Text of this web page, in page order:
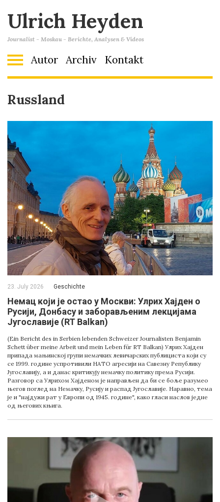
Ulrich Heyden
Journalist - Moskau - Berichte, Analysen & Videos
Autor Archiv Kontakt
Russland
23. July 2026 Geschichte
Немац који је остао у Москви: Улрих Хајден о
Русији, Донбасу и заборављеним лекцијама
Југославије (RT Balkan)
(Ein Bericht des in Serbien lebenden Schweizer Journalisten Benjamin
Schett über meine Arbeit und mein Leben für RT Balkan) Улрих Хајден
припада мањинској групи немачких левичарских публициста који су
се 1999. године успротивили НАТО агресији на Савезну Републику
Југославију, а и данас критикују немачку политику према Русији.
Разговор са Улрихом Хајденом је направљен да би се боље разумео
његов поглед на Немачку, Русију и распад Југославије. Наравно, тема
је и "најдужи рат у Европи од 1945. године", како гласи наслов једне
од његових књига.